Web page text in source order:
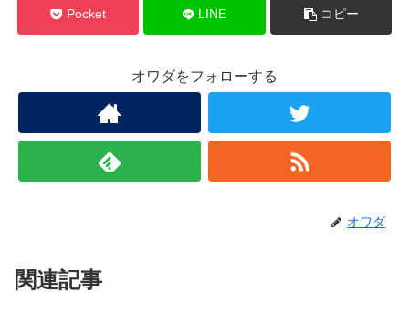
Pocket LINE コピー
オワダをフォローする
オワダ
関連記事